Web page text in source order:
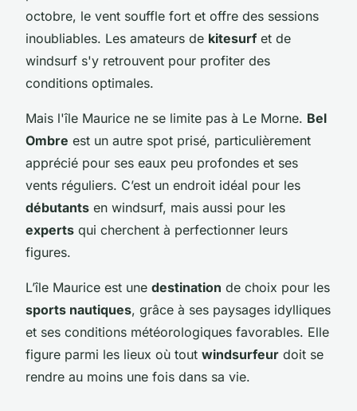
octobre, le vent souffle fort et offre des sessions
inoubliables. Les amateurs de kitesurf et de
windsurf s'y retrouvent pour profiter des
conditions optimales.
Mais l'île Maurice ne se limite pas à Le Morne. Bel
Ombre est un autre spot prisé, particulièrement
apprécié pour ses eaux peu profondes et ses
vents réguliers. C’est un endroit idéal pour les
débutants en windsurf, mais aussi pour les
experts qui cherchent à perfectionner leurs
figures.
L’île Maurice est une destination de choix pour les
sports nautiques, grâce à ses paysages idylliques
et ses conditions météorologiques favorables. Elle
figure parmi les lieux où tout windsurfeur doit se
rendre au moins une fois dans sa vie.